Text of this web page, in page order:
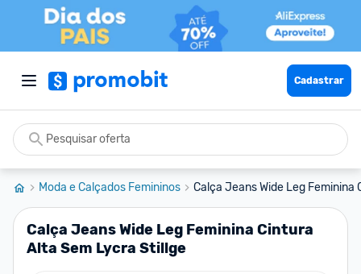
Cadastrar
Moda e Calçados Femininos Calça Jeans Wide Leg Feminina
Calça Jeans Wide Leg Feminina Cintura
Alta Sem Lycra Stillge